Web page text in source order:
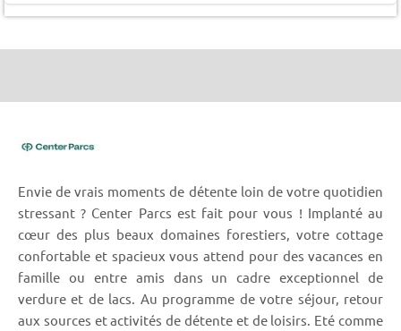
Envie de vrais moments de détente loin de votre quotidien
stressant ? Center Parcs est fait pour vous ! Implanté au
cœur des plus beaux domaines forestiers, votre cottage
confortable et spacieux vous attend pour des vacances en
famille ou entre amis dans un cadre exceptionnel de
verdure et de lacs. Au programme de votre séjour, retour
aux sources et activités de détente et de loisirs. Eté comme